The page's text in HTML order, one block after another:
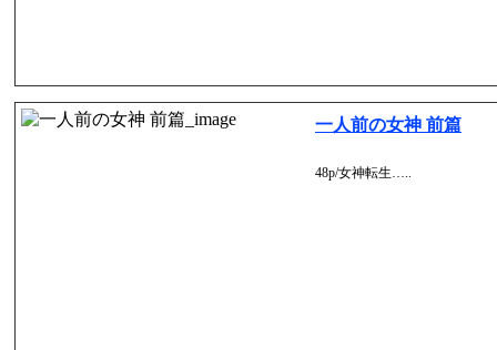
一人前の女神 前篇
48p/女神転生…..